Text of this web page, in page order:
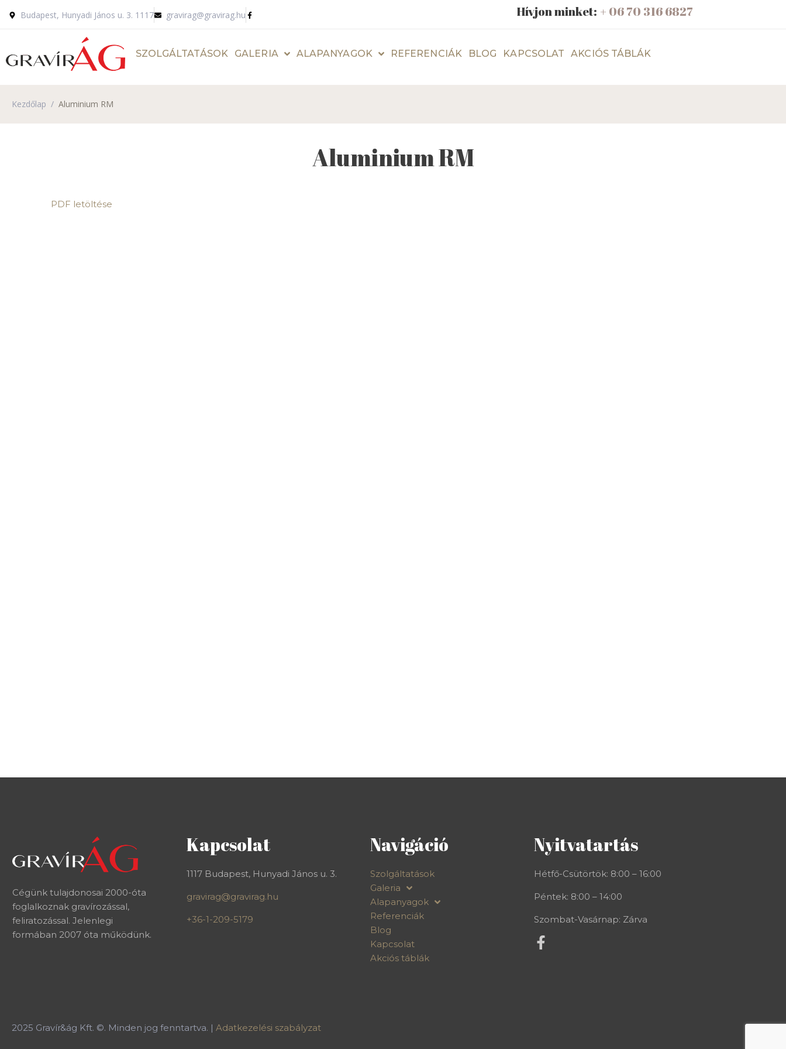
Budapest, Hunyadi János u. 3. 1117 gravirag@gravirag.hu Hívjon minket: + 06 70 316 6827
SZOLGÁLTATÁSOK GALERIA ALAPANYAGOK REFERENCIÁK BLOG KAPCSOLAT AKCIÓS TÁBLÁK
Kezdőlap / Aluminium RM
Aluminium RM
PDF letöltése
Cégünk tulajdonosai 2000-óta
foglalkoznak gravírozással,
feliratozással. Jelenlegi
formában 2007 óta működünk.
Kapcsolat
1117 Budapest, Hunyadi János u. 3.
gravirag@gravirag.hu
+36-1-209-5179
Navigáció
Szolgáltatások
Galeria
Alapanyagok
Referenciák
Blog
Kapcsolat
Akciós táblák
Nyitvatartás
Hétfő-Csütörtök: 8:00 – 16:00
Péntek: 8:00 – 14:00
Szombat-Vasárnap: Zárva
2025 Gravír&ág Kft. ©. Minden jog fenntartva. | Adatkezelési szabályzat